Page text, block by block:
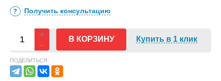
Получить консультацию
В КОРЗИНУ Купить в 1 клик
ПОДЕЛИТЬСЯ: